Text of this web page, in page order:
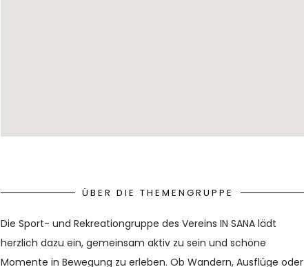
ÜBER DIE THEMENGRUPPE
Die Sport- und Rekreationgruppe des Vereins IN SANA lädt
herzlich dazu ein, gemeinsam aktiv zu sein und schöne
Momente in Bewegung zu erleben. Ob Wandern, Ausflüge oder